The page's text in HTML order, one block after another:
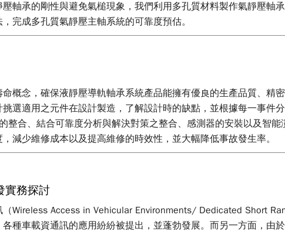
軸承的剛性與避免氣槌現象，我們利用多孔質材料製作氣靜壓軸
完成多孔質氣靜壓主軸系統的可靠度預估。
概念，確保液靜壓導軌軸承系統產品能擁有優良的生產品質、精
選適用之元件在設計製造，了解設計時的缺點，並根據每一事件
整合、結合可靠度分析與解決對策之整合、感測器的安裝以及智
減少維修成本以及提高維修的時效性，並大幅降低事故發生率。
實務探討
Wireless Access in Vehicular Environments/ Dedicated Short
種車載資通訊的應用紛紛被提出，並蓬勃發展。而另一方面，由